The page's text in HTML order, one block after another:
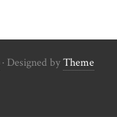
· Designed byTheme